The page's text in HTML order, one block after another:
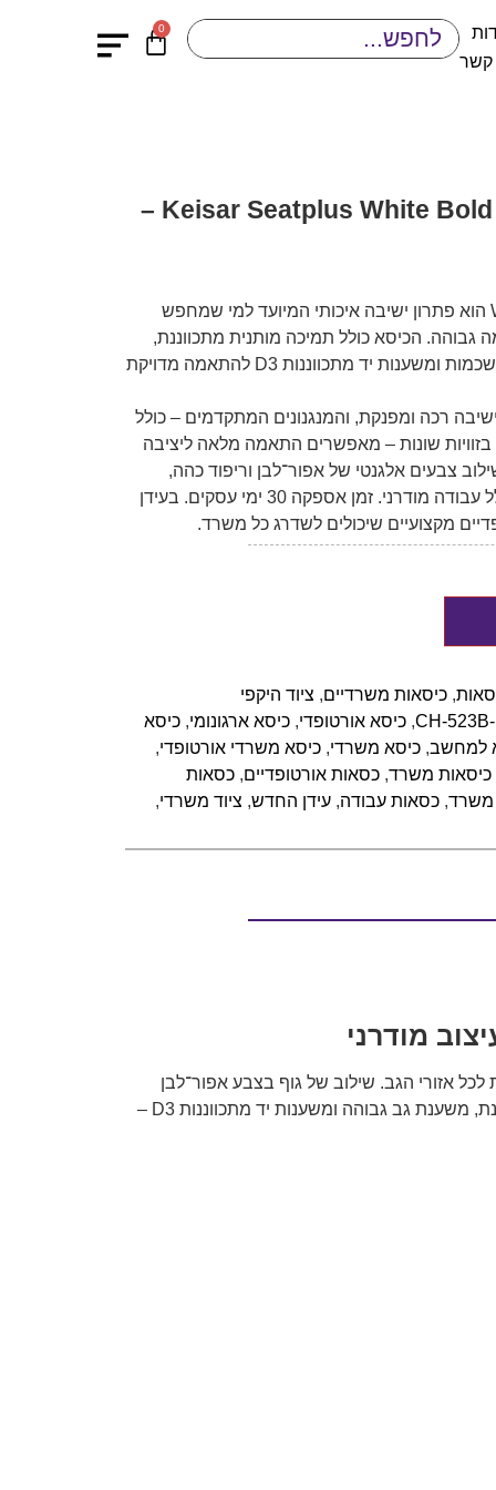
קשר
0
כיסא משרד אורטופדי Keisar Seatplus White Bold –
כיסא משרדי אורטופדי White Bold הוא פתרון ישיבה איכותי המיועד למי שמחפש
גבוהה. הכיסא כולל תמיכה מותנית מתכווננת,
משענת גב גבוהה לרבות תמיכה בשכמות ומשענות יד מתכווננות D3 להתאמה מדויקת
רכה ומפנקת, והמנגנונים המתקדמים – כולל
שונות – מאפשרים התאמה מלאה ליציבה
צבעים אלגנטי של אפור־לבן וריפוד כהה,
White Bold משתלב היטב בכל חלל עבודה מודרני. זמן אספקה 30 ימי עסקים. בעידן
מקצועיים שיכולים לשדרג כל משרד.
, כיסאות משרדיים, ציוד היקפי
CH-
, כיסא אורטופדי, כיסא ארגונומי, כיסא
למחשב, כיסא משרדי, כיסא משרדי אורטופדי,
כיסאות משרד, כסאות אורטופדיים, כסאות
משרד, כסאות עבודה, עידן החדש, ציוד משרדי,
אזורי הגב. שילוב של גוף בצבע אפור־לבן
וריפוד אפור כהה מעניקים לכיסא מראה נקי ועכשווי המתאים לכל משרד או חלל עבודה ביתי. בזכות תמיכה מותנית מתכווננת, משענת גב גבוהה ומשענות יד מתכווננות D3 –